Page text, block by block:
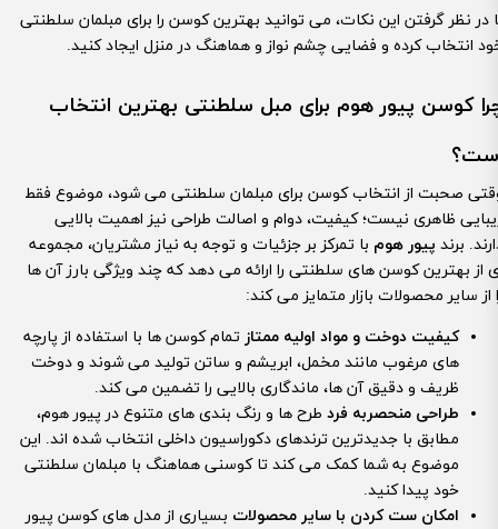
در نظر گرفتن این نکات، می توانید بهترین کوسن را برای مبلمان سلطنتی
انتخاب کرده و فضایی چشم نواز و هماهنگ در منزل ایجاد کنید.
کوسن پیور هوم برای مبل سلطنتی بهترین انتخاب
صحبت از انتخاب کوسن برای مبلمان سلطنتی می شود، موضوع فقط
ظاهری نیست؛ کیفیت، دوام و اصالت طراحی نیز اهمیت بالایی
برند پیور هوم با تمرکز بر جزئیات و توجه به نیاز مشتریان، مجموعه
از بهترین کوسن های سلطنتی را ارائه می دهد که چند ویژگی بارز آن ها
از سایر محصولات بازار متمایز می کند:
کیفیت دوخت و مواد اولیه ممتاز تمام کوسن ها با استفاده از پارچه
های مرغوب مانند مخمل، ابریشم و ساتن تولید می شوند و دوخت
ظریف و دقیق آن ها، ماندگاری بالایی را تضمین می کند.
طراحی منحصربه فرد طرح ها و رنگ بندی های متنوع در پیور هوم،
مطابق با جدیدترین ترندهای دکوراسیون داخلی انتخاب شده اند. این
موضوع به شما کمک می کند تا کوسنی هماهنگ با مبلمان سلطنتی
خود پیدا کنید.
امکان ست کردن با سایر محصولات بسیاری از مدل های کوسن پیور